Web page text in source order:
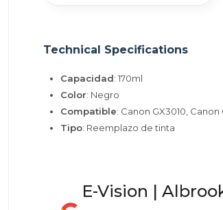
Technical Specifications
Capacidad: 170ml
Color: Negro
Compatible: Canon GX3010, Canon
Tipo: Reemplazo de tinta
E-Vision |